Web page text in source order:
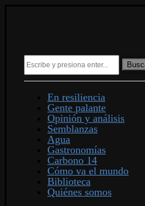
En resiliencia
Gente palante
Opinión y análisis
Semblanzas
Agua
Gastronomías
Carbono 14
Cómo va el mundo
Biblioteca
Quiénes somos